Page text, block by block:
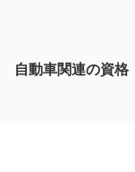
自動車関連の資格